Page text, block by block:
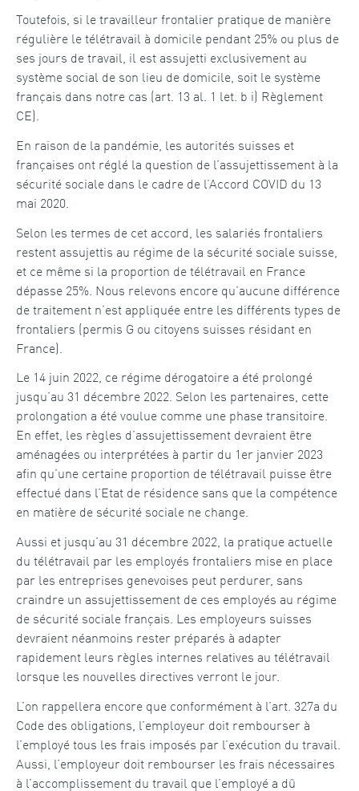
Toutefois, si le travailleur frontalier pratique de manière
régulière le télétravail à domicile pendant 25% ou plus de
ses jours de travail, il est assujetti exclusivement au
système social de son lieu de domicile, soit le système
français dans notre cas (art. 13 al. 1 let. b i) Règlement
CE).
En raison de la pandémie, les autorités suisses et
françaises ont réglé la question de l’assujettissement à la
sécurité sociale dans le cadre de l’Accord COVID du 13
mai 2020.
Selon les termes de cet accord, les salariés frontaliers
restent assujettis au régime de la sécurité sociale suisse,
et ce même si la proportion de télétravail en France
dépasse 25%. Nous relevons encore qu’aucune différence
de traitement n’est appliquée entre les différents types de
frontaliers (permis G ou citoyens suisses résidant en
France).
Le 14 juin 2022, ce régime dérogatoire a été prolongé
jusqu’au 31 décembre 2022. Selon les partenaires, cette
prolongation a été voulue comme une phase transitoire.
En effet, les règles d’assujettissement devraient être
aménagées ou interprétées à partir du 1er janvier 2023
afin qu’une certaine proportion de télétravail puisse être
effectué dans l’Etat de résidence sans que la compétence
en matière de sécurité sociale ne change.
Aussi et jusqu’au 31 décembre 2022, la pratique actuelle
du télétravail par les employés frontaliers mise en place
par les entreprises genevoises peut perdurer, sans
craindre un assujettissement de ces employés au régime
de sécurité sociale français. Les employeurs suisses
devraient néanmoins rester préparés à adapter
rapidement leurs règles internes relatives au télétravail
lorsque les nouvelles directives verront le jour.
L’on rappellera encore que conformément à l’art. 327a du
Code des obligations, l’employeur doit rembourser à
l’employé tous les frais imposés par l’exécution du travail.
Aussi, l’employeur doit rembourser les frais nécessaires
à l’accomplissement du travail que l’employé a dû